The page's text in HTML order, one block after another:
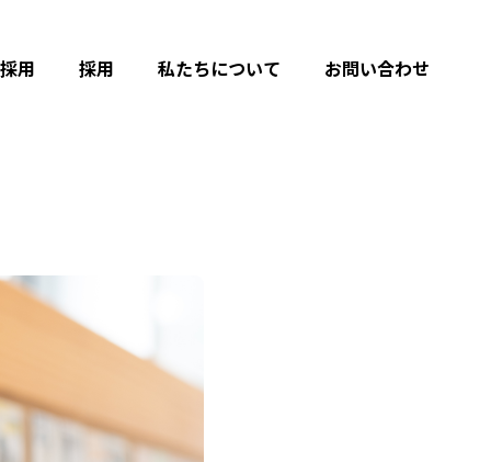
用 採用 私たちについて お問い合わせ